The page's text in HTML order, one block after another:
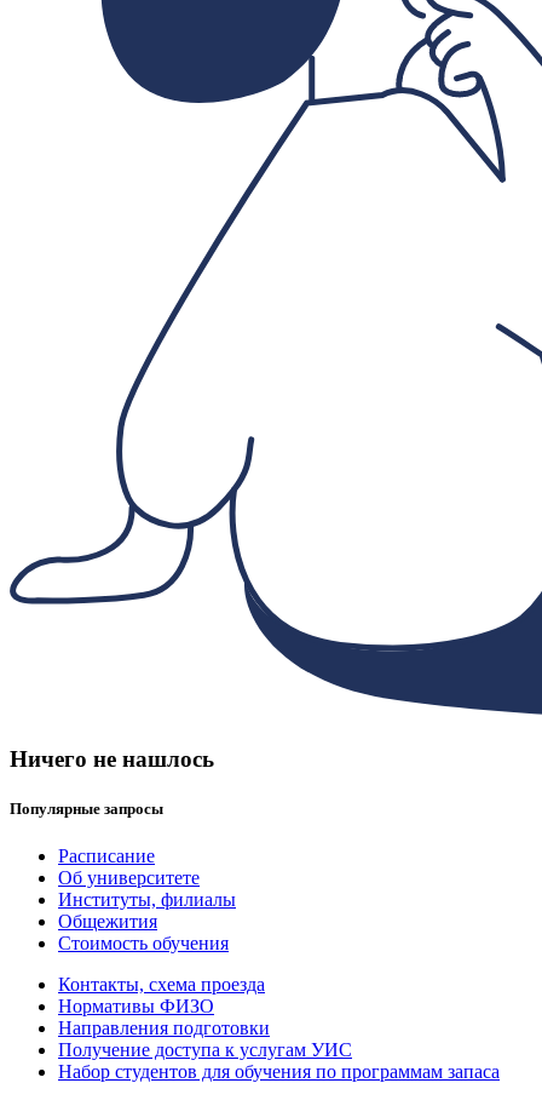
Ничего не нашлось
Популярные запросы
Расписание
Об университете
Институты, филиалы
Общежития
Стоимость обучения
Контакты, схема проезда
Нормативы ФИЗО
Направления подготовки
Получение доступа к услугам УИС
Набор студентов для обучения по программам запаса